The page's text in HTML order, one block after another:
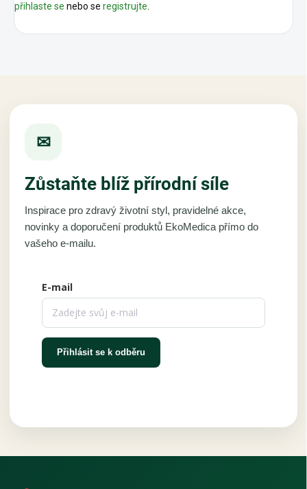
přihlaste se nebo se registrujte.
✉
Zůstaňte blíž přírodní síle
Inspirace pro zdravý životní styl, pravidelné akce,
novinky a doporučení produktů EkoMedica přímo do
vašeho e-mailu.
E-mail
Přihlásit se k odběru